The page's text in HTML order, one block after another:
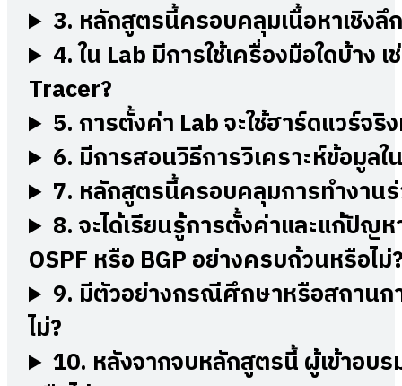
3. หลักสูตรนี้ครอบคลุมเนื้อหาเชิงลึ
4.ใน Lab มีการใช้เครื่องมือใดบ้า
Tracer?
5.การตั้งค่า Lab จะใช้ฮาร์ดแวร์จ
6. มีการสอนวิธีการวิเคราะห์ข้อมูล
7. หลักสูตรนี้ครอบคลุมการทำงานร่
8.จะได้เรียนรู้การตั้งค่าและแก้ปัญ
OSPF หรือ BGP อย่างครบถ้วนหรือไม่
9. มีตัวอย่างกรณีศึกษาหรือสถาน
ไม่?
10. หลังจากจบหลักสูตรนี้ ผู้เข้าอบร